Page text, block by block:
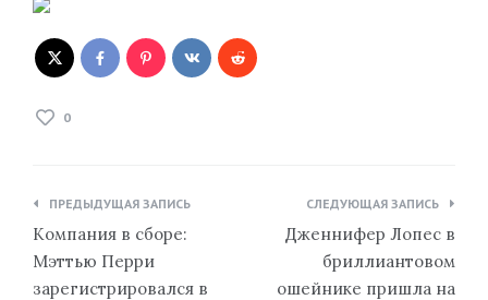
0
Навигация
по
записям
ПРЕДЫДУЩАЯ ЗАПИСЬ
Компания в сборе:
Мэттью Перри
зарегистрировался в
СЛЕДУЮЩАЯ ЗАПИСЬ
Дженнифер Лопес в
бриллиантовом
ошейнике пришла на